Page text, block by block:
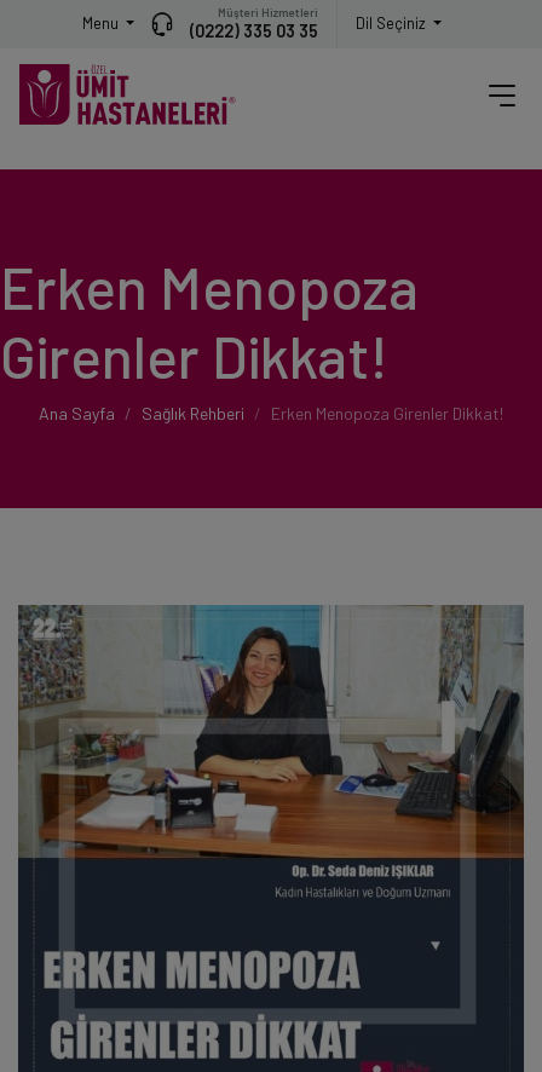
Menu
Müşteri Hizmetleri
(0222) 335 03 35 Dil Seçiniz
Erken Menopoza
Girenler Dikkat!
Ana Sayfa Sağlık Rehberi Erken Menopoza Girenler Dikkat!